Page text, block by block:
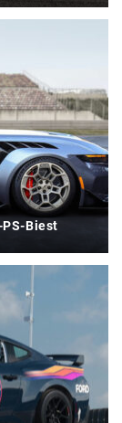
Biest